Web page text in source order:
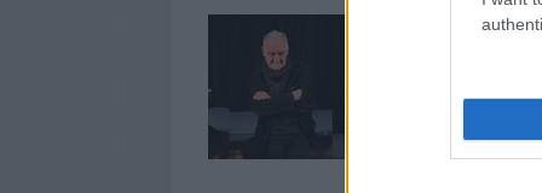
A filmkritikusok
filmkritikusokat
filmtörténeti